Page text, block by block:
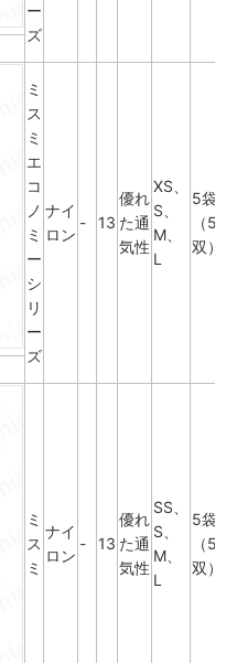
ー
ズ
ミ
ス
ミ
エ
コ
ノ
ミ
ー
シ
リ
ー
ズ
ナイ
ロン
- 13
優れ
た通
気性
XS、
S、
M、
L
5袋
（50
双）
ミ
ス
ミ
ナイ
ロン
- 13
優れ
た通
気性
SS、
S、
M、
L
5袋
（50
双）